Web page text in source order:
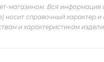
магазином. Вся информация
носит справочный характер
и характеристикам